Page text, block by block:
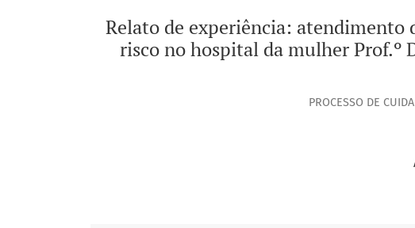
Relato de experiência: atendimento
risco no hospital da mulher Prof.º
PROCESSO DE